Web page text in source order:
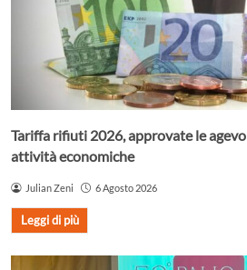
Tariffa rifiuti 2026, approvate le
attività economiche
Julian Zeni 6 Agosto 2026
Leggi di più